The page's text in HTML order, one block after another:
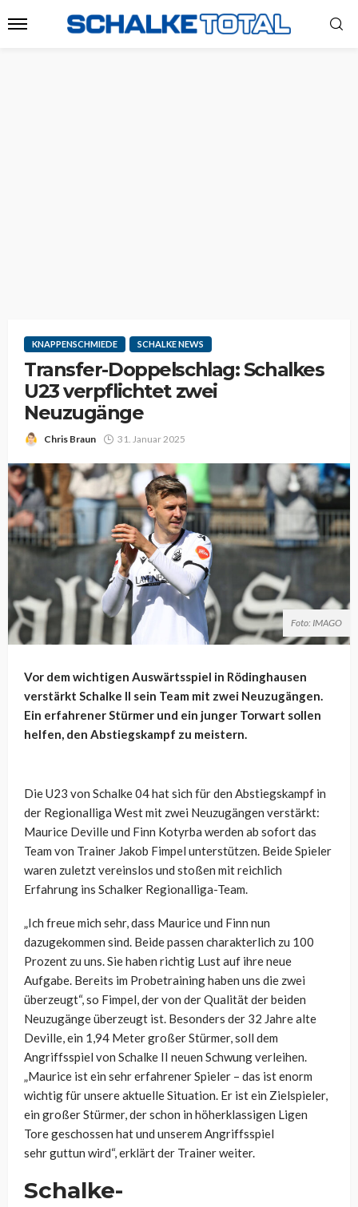
KNAPPENSCHMIEDE SCHALKE NEWS
Transfer-Doppelschlag: Schalkes
U23 verpflichtet zwei
Neuzugänge
Chris Braun 31. Januar 2025
Foto: IMAGO
Vor dem wichtigen Auswärtsspiel in Rödinghausen
verstärkt Schalke II sein Team mit zwei Neuzugängen.
Ein erfahrener Stürmer und ein junger Torwart sollen
helfen, den Abstiegskampf zu meistern.
Die U23 von Schalke 04 hat sich für den Abstiegskampf in
der Regionalliga West mit zwei Neuzugängen verstärkt:
Maurice Devilleund Finn Kotyrba werden ab sofort das
Team von Trainer Jakob Fimpel unterstützen. Beide Spieler
waren zuletzt vereinslos und stoßen mit reichlich
Erfahrung ins Schalker Regionalliga-Team.
„Ich freue mich sehr, dass Maurice und Finn nun
dazugekommen sind. Beide passen charakterlich zu 100
Prozent zu uns. Sie haben richtig Lust auf ihre neue
Aufgabe. Bereits im Probetraining haben uns die zwei
überzeugt“, so Fimpel, der von der Qualität der beiden
Neuzugänge überzeugt ist. Besonders der 32 Jahre alte
Deville, ein 1,94 Meter großer Stürmer, soll dem
Angriffsspiel von Schalke II neuen Schwung verleihen.
„Maurice ist ein sehr erfahrener Spieler – das ist enorm
wichtig für unsere aktuelle Situation. Er ist ein Zielspieler,
ein großer Stürmer, der schon in höherklassigen Ligen
Tore geschossen hat und unserem Angriffsspiel
sehr guttun wird“, erklärt der Trainer weiter.
Schalke-